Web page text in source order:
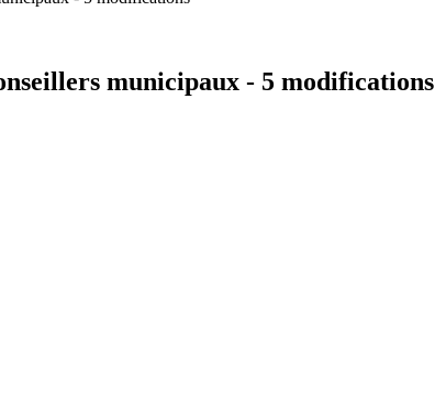
municipaux - 5 modifications